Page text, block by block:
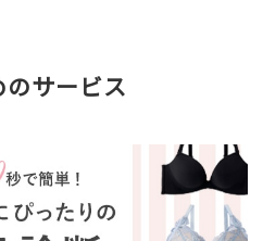
のサービス